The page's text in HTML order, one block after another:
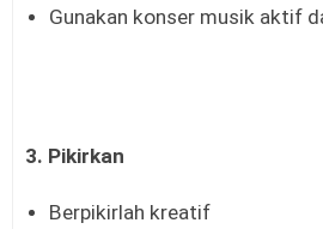
Gunakan konser musik aktif
3. Pikirkan
Berpikirlah kreatif